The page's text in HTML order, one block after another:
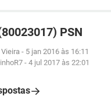
PSN
- 5 jan 2016 às 16:11
- 4 jul 2017 às 22:01